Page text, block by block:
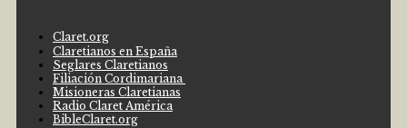
Claret.org
Claretianos en España
Seglares Claretianos
Filiación Cordimariana
Misioneras Claretianas
Radio Claret América
BibleClaret.org